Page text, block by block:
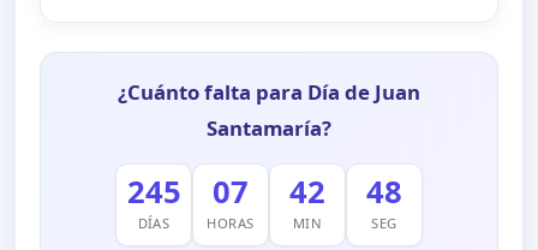
¿Cuánto falta para Día de Juan
Santamaría?
245
DÍAS
07
HORAS
42
MIN
48
SEG